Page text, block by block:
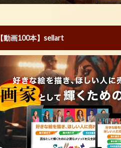
【動画100本】sellart